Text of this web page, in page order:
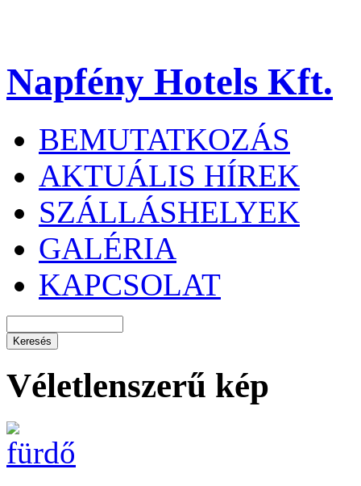
Napfény Hotels Kft.
BEMUTATKOZÁS
AKTUÁLIS HÍREK
SZÁLLÁSHELYEK
GALÉRIA
KAPCSOLAT
Véletlenszerű kép